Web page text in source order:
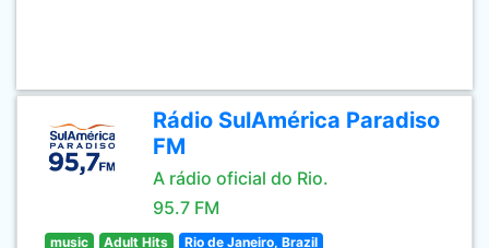
Rádio SulAmérica Paradiso
FM
A rádio oficial do Rio.
95.7 FM
music Adult Hits Rio de Janeiro, Brazil